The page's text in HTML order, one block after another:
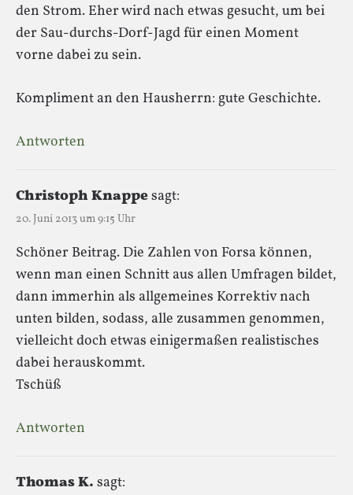
den Strom. Eher wird nach etwas gesucht, um bei
der Sau-durchs-Dorf-Jagd für einen Moment
vorne dabei zu sein.
Kompliment an den Hausherrn: gute Geschichte.
Antworten
Christoph Knappesagt:
20. Juni 2013 um 9:15 Uhr
Schöner Beitrag. Die Zahlen von Forsa können,
wenn man einen Schnitt aus allen Umfragen bildet,
dann immerhin als allgemeines Korrektiv nach
unten bilden, sodass, alle zusammen genommen,
vielleicht doch etwas einigermaßen realistisches
dabei herauskommt.
Tschüß
Antworten
Thomas K. sagt: